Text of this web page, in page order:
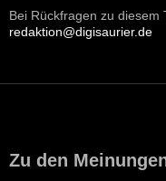
Bei Rückfragen zu diesem
redaktion@digisaurier.de
Zu den